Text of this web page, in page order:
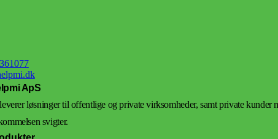
ApS
løsninger til offentlige og private virksomheder, samt private
svigter.